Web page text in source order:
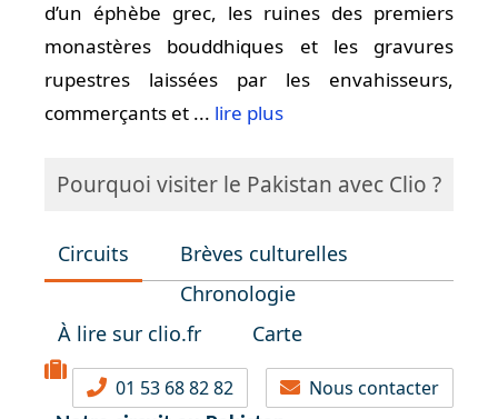
d’un éphèbe grec, les ruines des premiers
monastères bouddhiques et les gravures
rupestres laissées par les envahisseurs,
commerçants et ... lire plus
Pourquoi visiter le Pakistan avec Clio ?
Circuits
Brèves culturelles
Chronologie
À lire sur clio.fr
Carte
01 53 68 82 82 Nous contacter